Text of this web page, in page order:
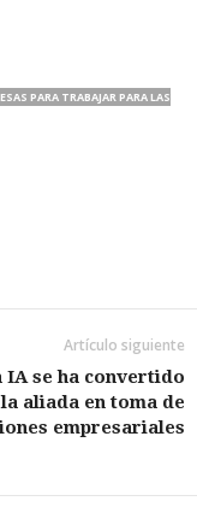
PARA TRABAJAR PARA LAS
Artículo siguiente
IA se ha convertido
aliada en toma de
empresariales